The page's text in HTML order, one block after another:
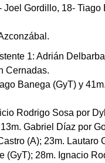
Gordillo, 18- Tiago
1: Adrián
Cernadas.
Banega (GyT) y
Rodrigo Sosa por
Gabriel Díaz por
(A); 23m. Lautaro
(GyT); 28m. Ignacio